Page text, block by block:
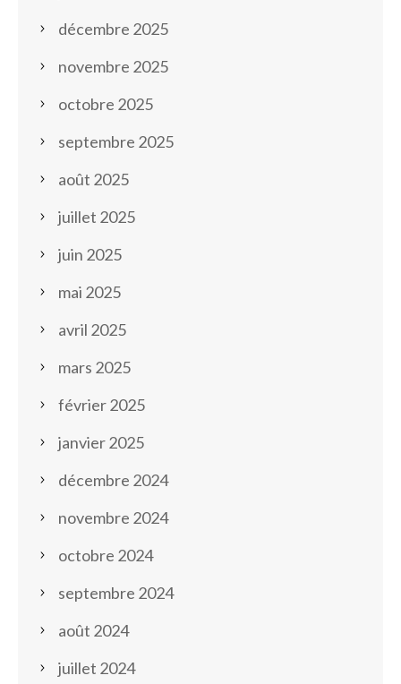
décembre 2025
novembre 2025
octobre 2025
septembre 2025
août 2025
juillet 2025
juin 2025
mai 2025
avril 2025
mars 2025
février 2025
janvier 2025
décembre 2024
novembre 2024
octobre 2024
septembre 2024
août 2024
juillet 2024